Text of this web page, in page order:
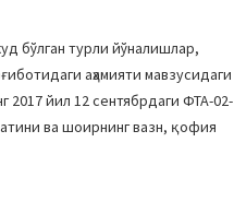
бўлган турли йўналишлар,
аҳамияти мавзусидаги
2017 йил 12 сентябрдаги ФТА-02-
ва шоирнинг вазн, қофия